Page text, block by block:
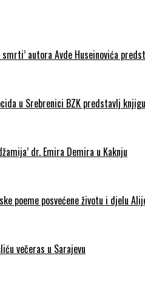
smrti’ autora Avde Huseinovića
u Srebrenici BZK predstavlj
dr. Emira Demira u Kaknju
poeme posvećene životu i djelu
večeras u Sarajevu